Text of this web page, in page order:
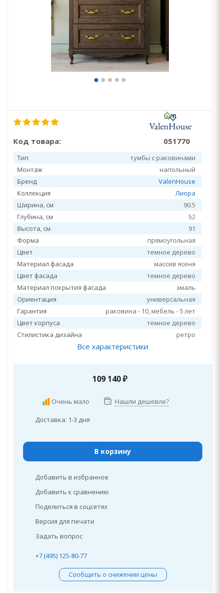
Код товара: 051770
Тип
тумбы с раковинами
Монтаж
напольный
Бренд
ValenHouse
Коллекция
Лиора
Ширина, см
90.5
Глубина, см
52
Высота, см
91
Форма
прямоугольная
Цвет
темное дерево
Материал фасада
массив ясеня
Цвет фасада
темное дерево
Материал покрытия фасада
эмаль
Ориентация
универсальная
Гарантия
раковина - 10, мебель - 5 лет
Цвет корпуса
темное дерево
Стилистика дизайна
ретро
Все характеристики
109 140₽
Очень мало Нашли дешевле?
Доставка: 1-3 дня
В корзину
Добавить в избранное
Добавить к сравнению
Поделиться в соцсетях
Версия для печати
Задать вопрос
+7 (495) 125-80-77
Сообщить о снижении цены